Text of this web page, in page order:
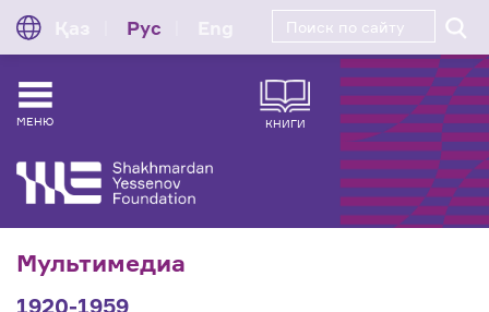
Рус
МЕНЮ КНИГИ
Мультимедиа
1920-1959